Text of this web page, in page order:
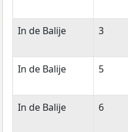
In de Balije 3
In de Balije 5
In de Balije 6